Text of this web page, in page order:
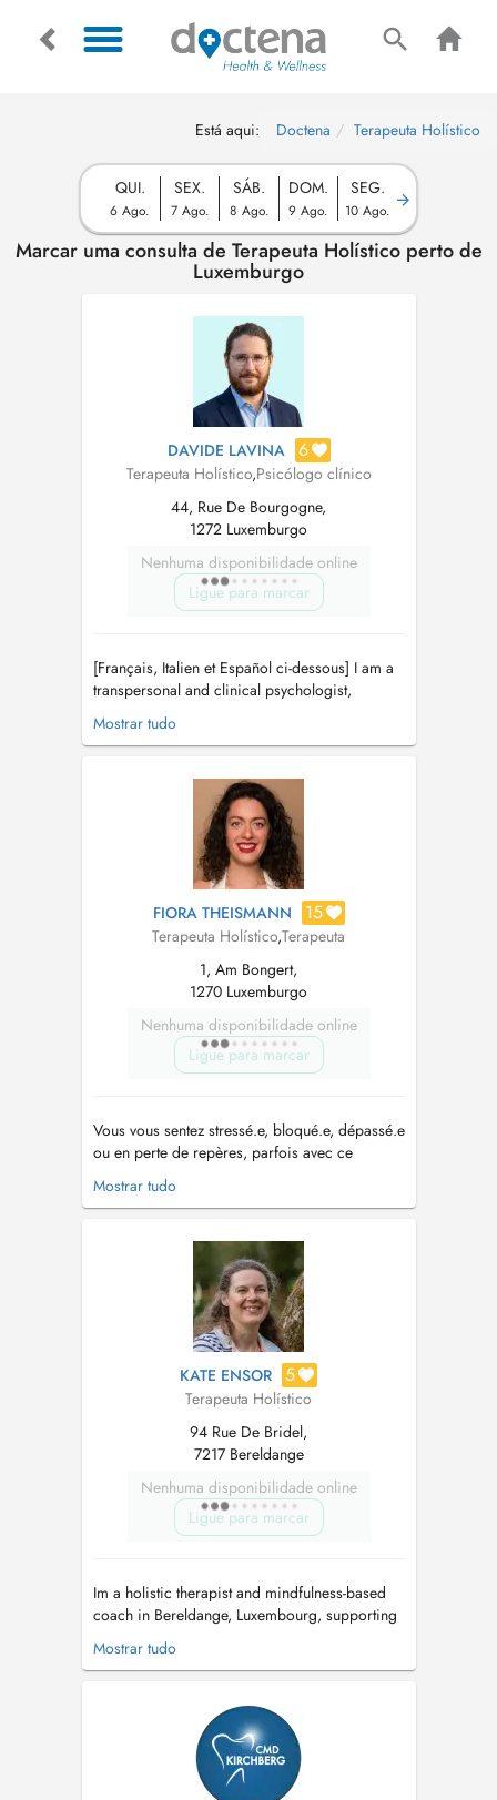
Está aqui: Doctena Terapeuta Holístico
QUI.
6 Ago.
SEX.
7 Ago.
SÁB.
8 Ago.
DOM.
9 Ago.
SEG.
10 Ago.
Marcar uma consulta de Terapeuta Holístico perto de
Luxemburgo
DAVIDE LAVINA 6
Terapeuta Holístico,Psicólogo clínico
44, Rue De Bourgogne,
1272 Luxemburgo
Nenhuma disponibilidade online
Ligue para marcar
[Français, Italien et Español ci-dessous] I am a
transpersonal and clinical psychologist,
archetypal coach, and holistic therapist with a
background in international management and
training to become a Jungian Analyst
recognized by the International A...
Mostrar tudo
FIORA THEISMANN 15
Terapeuta Holístico,Terapeuta
1, Am Bongert,
1270 Luxemburgo
Nenhuma disponibilidade online
Ligue para marcar
Vous vous sentez stressé.e, bloqué.e, dépassé.e
ou en perte de repères, parfois avec ce
sentiment diffus que « quelque chose ne va
plus » sans toujours savoir quoi. Vous aimeriez
compte vraiment pour vous, et avancer vers
plus de sérénité et de justesse d...
Mostrar tudo
KATE ENSOR 5
Terapeuta Holístico
94 Rue De Bridel,
7217 Bereldange
Nenhuma disponibilidade online
Ligue para marcar
Im a holistic therapist and mindfulness-based
coach in Bereldange, Luxembourg, supporting
adults and young people (12+) experiencing
stress, anxiety, or emotional overwhelm, or
parenthood, midlife change, menopause, or
career shifts. I work with clie...
Mostrar tudo